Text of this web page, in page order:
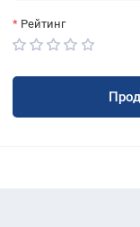
Рейтинг